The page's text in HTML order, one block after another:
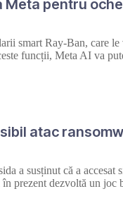
pentru
smart Ray-Ban, care
funcții, Meta AI va
atac
a susținut că a
prezent dezvoltă un joc